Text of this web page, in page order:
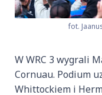
fot.
W WRC 3 wygrali
Cornuau. Podium
Whittockiem i